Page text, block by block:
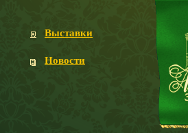
Выставки
Новости